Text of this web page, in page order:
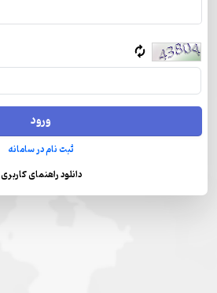
ثبت نام در سامانه
دانلود راهنمای کاربری